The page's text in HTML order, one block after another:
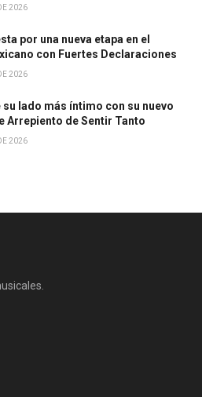
2026
por una nueva etapa en el
con Fuertes Declaraciones
2026
su lado más íntimo con su nuevo
Arrepiento de Sentir Tanto
2026